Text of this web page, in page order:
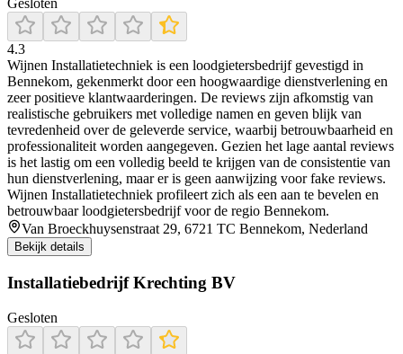
Gesloten
4.3
Wijnen Installatietechniek is een loodgietersbedrijf gevestigd in
Bennekom, gekenmerkt door een hoogwaardige dienstverlening en
zeer positieve klantwaarderingen. De reviews zijn afkomstig van
realistische gebruikers met volledige namen en geven blijk van
tevredenheid over de geleverde service, waarbij betrouwbaarheid en
professionaliteit worden aangegeven. Gezien het lage aantal reviews
is het lastig om een volledig beeld te krijgen van de consistentie van
hun dienstverlening, maar er is geen aanwijzing voor fake reviews.
Wijnen Installatietechniek profileert zich als een aan te bevelen en
betrouwbaar loodgietersbedrijf voor de regio Bennekom.
Van Broeckhuysenstraat 29, 6721 TC Bennekom, Nederland
Bekijk details
Installatiebedrijf Krechting BV
Gesloten